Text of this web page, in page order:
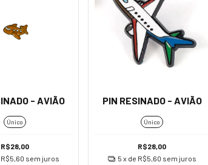
- AVIÃO
Único
R$28,00
R$5,60 sem juros
PIN RESINADO - AVIÃO
Único
R$28,00
5 x de R$5,60 sem juros